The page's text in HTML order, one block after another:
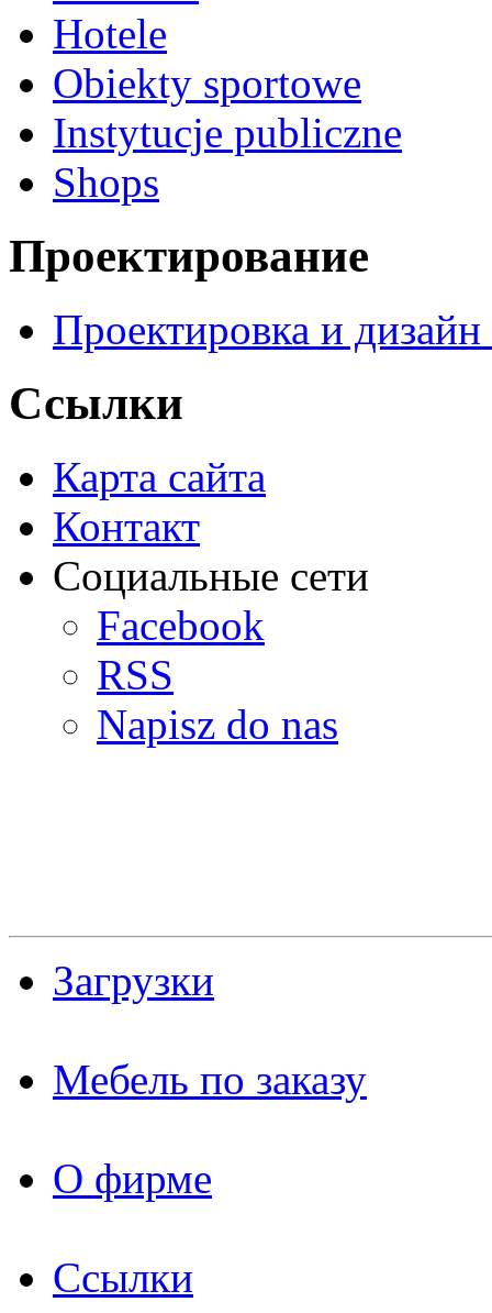
Hotele
Obiekty sportowe
Instytucje publiczne
Shops
Проектирование
Проектировка и дизайн
Ссылки
Карта сайта
Контакт
Социальные сети
Facebook
RSS
Napisz do nas
Загрузки
Мебель по заказу
О фирме
Ссылки